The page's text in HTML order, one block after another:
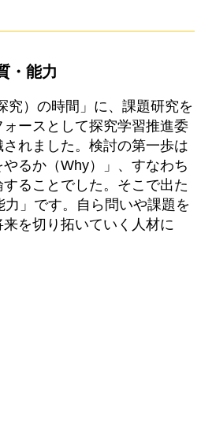
・能力
究）の時間」に、課題研究を
ースとして探究学習推進委
れました。検討の第一歩は
るか（Why）」、すなわち
ることでした。そこで出た
」です。自ら問いや課題を
を切り拓いていく人材に